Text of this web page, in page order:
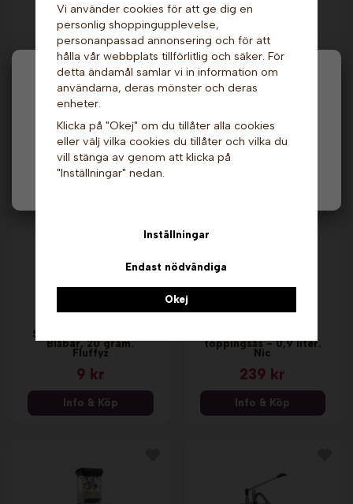
Hej och välkommen till Gottes!
Hos oss får alla handla men välj privatperson (inkl.
moms) eller företag (exkl. moms) för hur våra priser
ska visas.
Privat
Lakritsflakes - 1 kg.
Lindahls
209 kr
Info & Köp
Sugrör med sked -
3500 st. Papper.
2 139 kr
Andra köpte även
Sockervadd på burk -
Blåbär, 20 gram.
Fluffyz
9 kr
Info & Köp
toppingsås - 0,9 liter.
Nic
239 kr
Info & Köp
Vi använder cookies för att ge dig en
personlig shoppingupplevelse,
personanpassad annonsering och för att
hålla vår webbplats tillförlitlig och säker. För
detta ändamål samlar vi in information om
användarna, deras mönster och deras
enheter.
Klicka på "Okej" om du tillåter alla cookies
eller välj vilka cookies du tillåter och vilka du
vill stänga av genom att klicka på
"Inställningar" nedan.
Inställningar
Endast nödvändiga
Okej